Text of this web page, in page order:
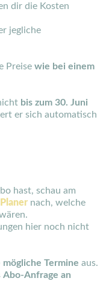
dir die Kosten
jegliche
Preise wie bei einem
bis zum 30. Juni
er sich automatisch
hast, schau am
nach, welche
hier noch nicht
mögliche Termine aus.
Abo-Anfrage an